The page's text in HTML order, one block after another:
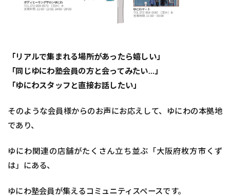
「リアルで集まれる場所があったら嬉しい」
「同じゆにわ塾会員の方と会ってみたい…」
「ゆにわスタッフと直接お話したい」
そのような会員様からのお声にお応えして、ゆにわの本拠地
であり、
ゆにわ関連の店舗がたくさん立ち並ぶ「大阪府枚方市くず
は」にある、
ゆにわ塾会員が集えるコミュニティスペースです。